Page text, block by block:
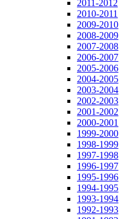
2011-2012
2010-2011
2009-2010
2008-2009
2007-2008
2006-2007
2005-2006
2004-2005
2003-2004
2002-2003
2001-2002
2000-2001
1999-2000
1998-1999
1997-1998
1996-1997
1995-1996
1994-1995
1993-1994
1992-1993